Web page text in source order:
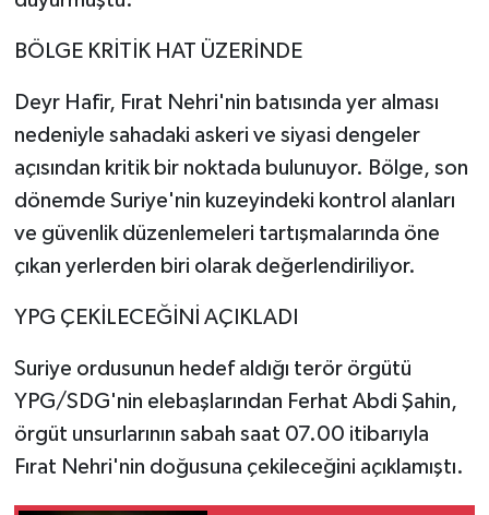
BÖLGE KRİTİK HAT ÜZERİNDE
Deyr Hafir, Fırat Nehri'nin batısında yer alması
nedeniyle sahadaki askeri ve siyasi dengeler
açısından kritik bir noktada bulunuyor. Bölge, son
dönemde Suriye'nin kuzeyindeki kontrol alanları
ve güvenlik düzenlemeleri tartışmalarında öne
çıkan yerlerden biri olarak değerlendiriliyor.
YPG ÇEKİLECEĞİNİ AÇIKLADI
Suriye ordusunun hedef aldığı terör örgütü
YPG/SDG'nin elebaşlarından Ferhat Abdi Şahin,
örgüt unsurlarının sabah saat 07.00 itibarıyla
Fırat Nehri'nin doğusuna çekileceğini açıklamıştı.